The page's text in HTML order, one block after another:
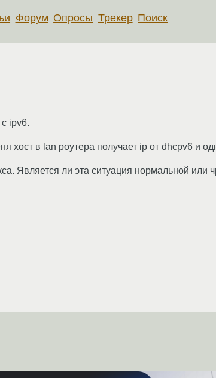
Форум Опросы Трекер Поиск
ipv6.
хост в lan роутера получает ip от dhcpv6 и
Является ли эта ситуация нормальной или